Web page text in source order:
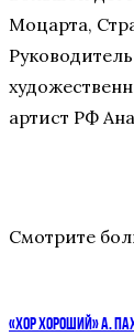
Моцарта,
артист РФ
Смотрите
«ХОР ХОРОШИЙ» А.